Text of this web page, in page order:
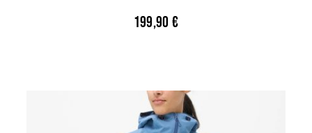
199,90 €